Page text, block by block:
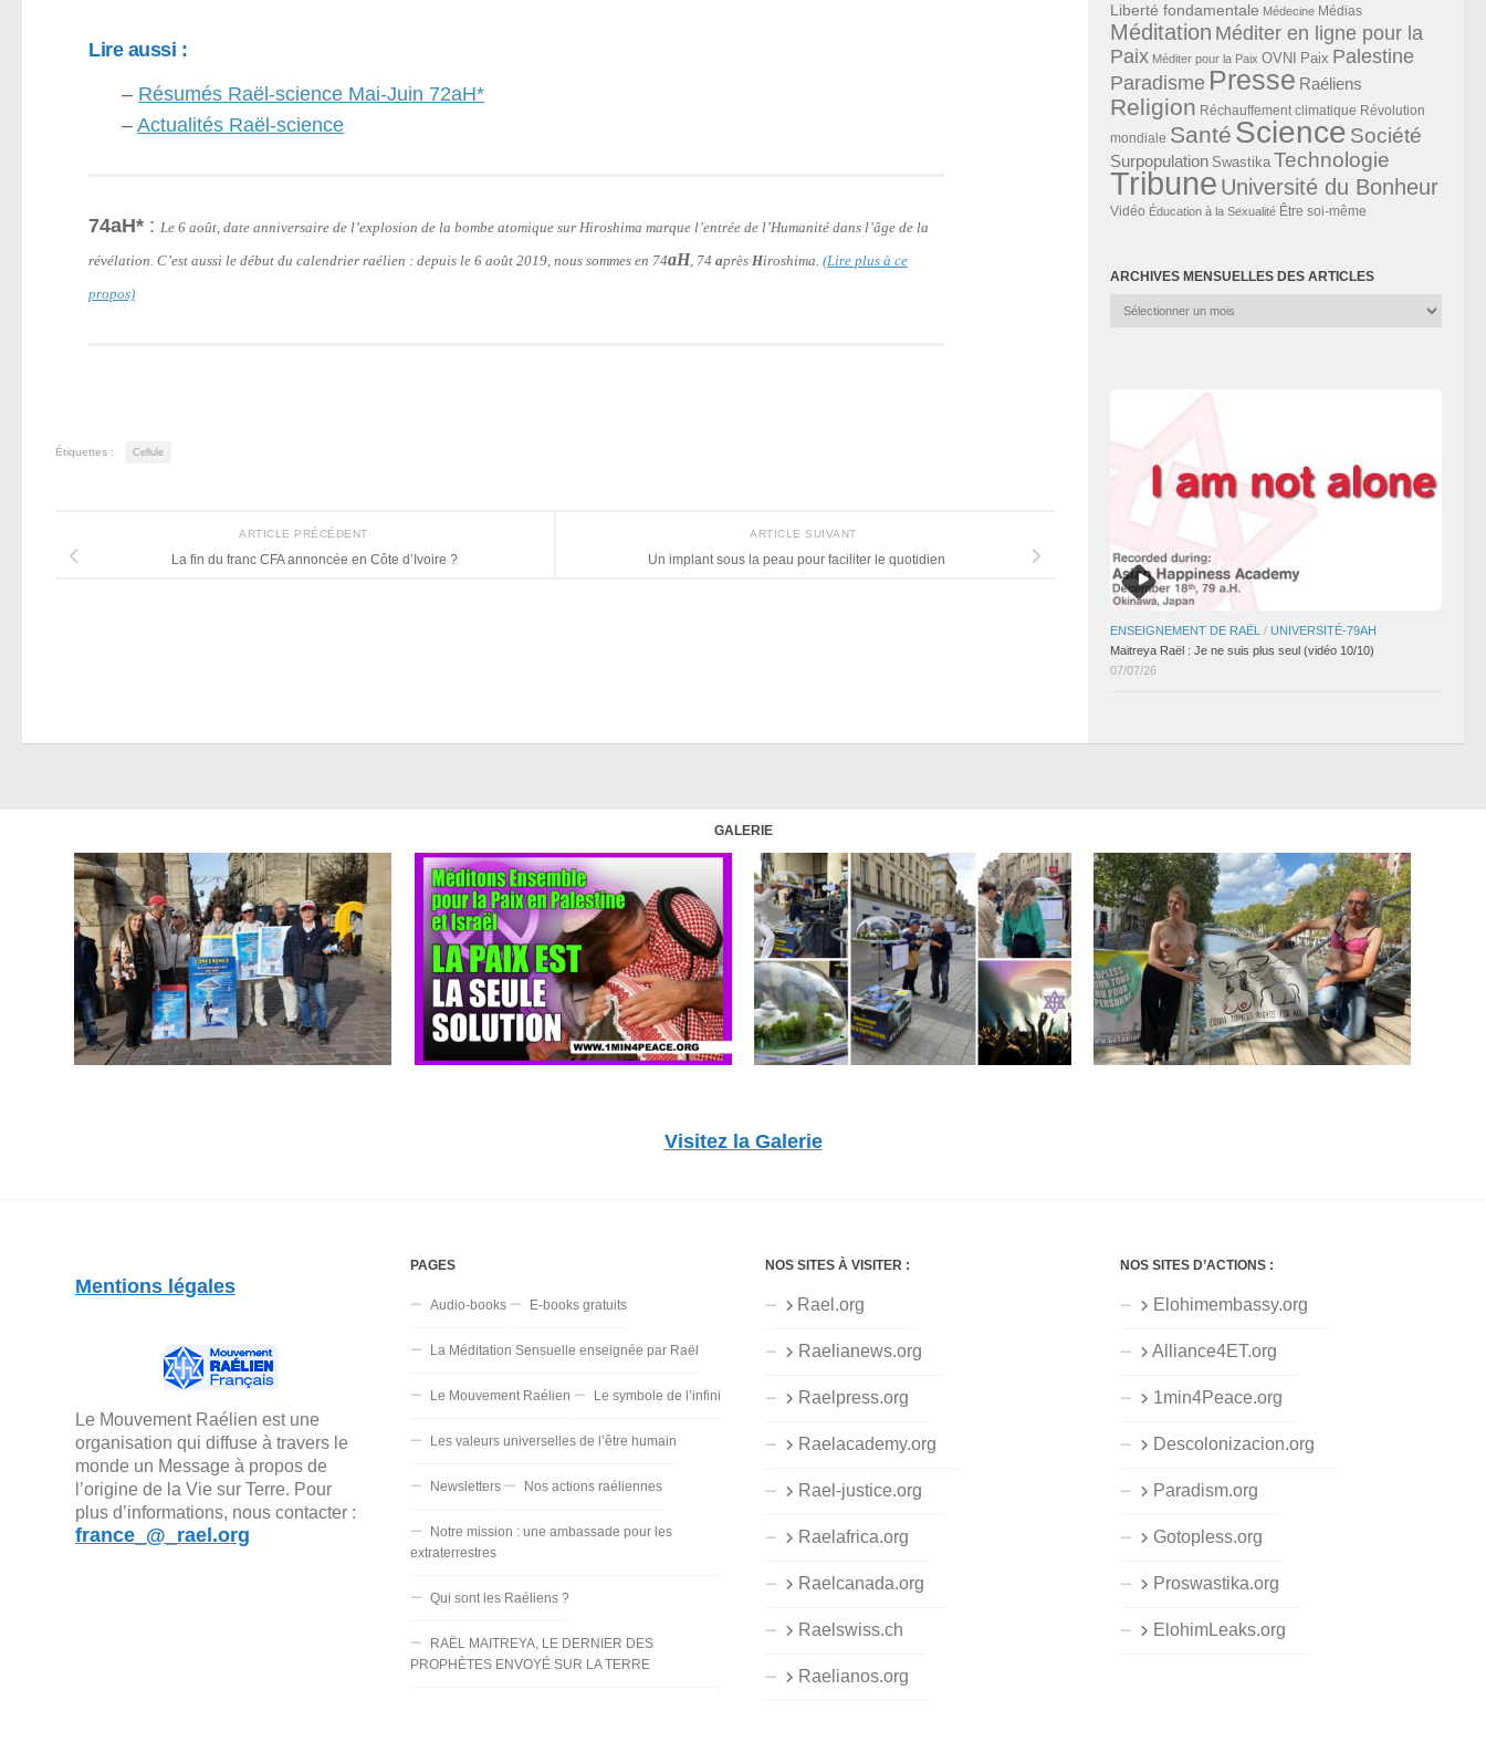
Lire aussi :
– Résumés Raël-science Mai-Juin 72aH*
– Actualités Raël-science
74aH* : Le 6 août, date anniversaire de l’explosion de la bombe atomique sur Hiroshima marque l’entrée de l’Humanité dans l’âge de la
révélation. C’est aussi le début du calendrier raélien : depuis le 6 août 2019, nous sommes en 74aH , 74 après Hiroshima. (Lire plus à ce
propos)
Étiquettes : Cellule
ARTICLE SUIVANT
Un implant sous la peau pour faciliter le quotidien
ARTICLE PRÉCÉDENT
La fin du franc CFA annoncée en Côte d’Ivoire ?
Liberté fondamentale Médecine Médias
Méditation Méditer en ligne pour la
Paix Méditer pour la Paix OVNI Paix Palestine
Paradisme Presse Raéliens
Religion Réchauffement climatique Révolution
mondiale Santé Science Société
Surpopulation Swastika Technologie
Tribune Université du Bonheur
Vidéo Éducation à la Sexualité Être soi-même
ARCHIVES MENSUELLES DES ARTICLES
Archives
ENSEIGNEMENT DE RAËL / UNIVERSITÉ-79AH
Maitreya Raël : Je ne suis plus seul (vidéo 10/10)
07/07/26
GALERIE
Visitez la Galerie
Mentions légales
Le Mouvement Raélien est une
organisation qui diffuse à travers le
monde un Message à propos de
l’origine de la Vie sur Terre. Pour
plus d’informations, nous contacter :
france_@_rael.org
PAGES
Audio-books E-books gratuits
La Méditation Sensuelle enseignée par Raël
Le Mouvement Raélien Le symbole de l’infini
Les valeurs universelles de l’être humain
Newsletters Nos actions raéliennes
Notre mission : une ambassade pour les
extraterrestres
Qui sont les Raéliens ?
RAËL MAITREYA, LE DERNIER DES
PROPHÈTES ENVOYÉ SUR LA TERRE
NOS SITES À VISITER :
Rael.org
Raelianews.org
Raelpress.org
Raelacademy.org
Rael-justice.org
Raelafrica.org
Raelcanada.org
Raelswiss.ch
Raelianos.org
NOS SITES D’ACTIONS :
Elohimembassy.org
Alliance4ET.org
1min4Peace.org
Descolonizacion.org
Paradism.org
Gotopless.org
Proswastika.org
ElohimLeaks.org